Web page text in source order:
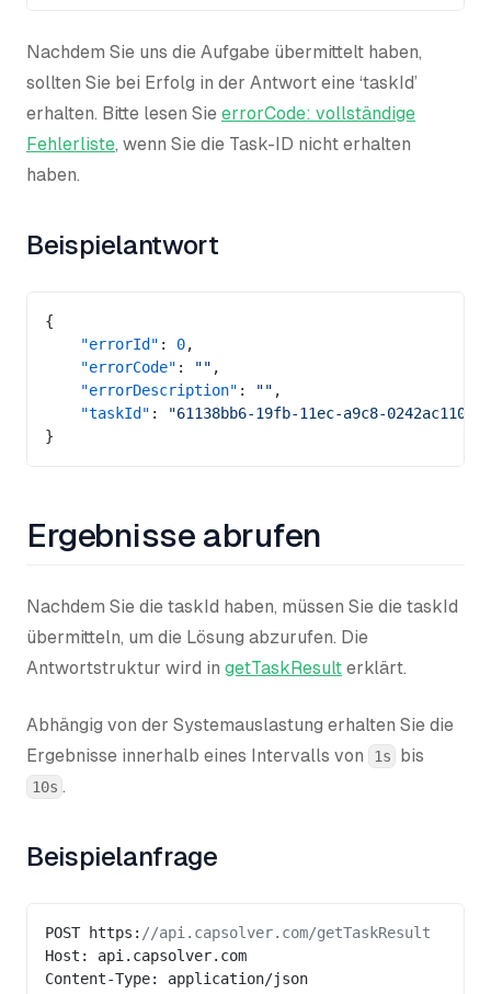
Nachdem Sie uns die Aufgabe übermittelt haben,
sollten Sie bei Erfolg in der Antwort eine ‘taskId’
erhalten. Bitte lesen Sie errorCode: vollständige
Fehlerliste, wenn Sie die Task-ID nicht erhalten
haben.
Beispielantwort
{
    "errorId"
: 0,
    "errorCode"
: "" ,
    "errorDescription"
: "" ,
    "taskId"
:
"61138bb6-19fb-11ec-a9c8-
}
Ergebnisse abrufen
Nachdem Sie die taskId haben, müssen Sie die taskId
übermitteln, um die Lösung abzurufen. Die
Antwortstruktur wird in getTaskResult erklärt.
Abhängig von der Systemauslastung erhalten Sie die
Ergebnisse innerhalb eines Intervalls von
1s bis
10s .
Beispielanfrage
POST https: //api.capsolver.com/getTaskResult
Host: api.capsolver.com
Content-Type: application/json